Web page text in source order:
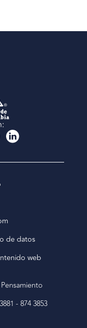
de datos
web
- 874 3853